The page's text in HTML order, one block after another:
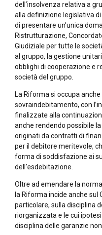
dell’insolvenza relativa a
alla definizione legislativa
di presentare un’unica
Ristrutturazione,
Giudiziale per tutte le
al gruppo, la gestione
obblighi di cooperazione e
società del gruppo.
La Riforma si occupa
sovraindebitamento, con
finalizzate alla
anche rendendo possibile
originati da contratti di
per il debitore meritevole,
forma di soddisfazione ai
dell’esdebitazione.
Oltre ad emendare la
la Riforma incide anche sul
particolare, sulla disciplina
riorganizzata e le cui
disciplina delle garanzie